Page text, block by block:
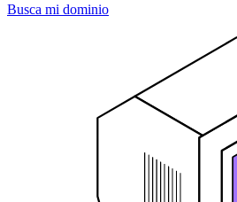
Busca mi dominio